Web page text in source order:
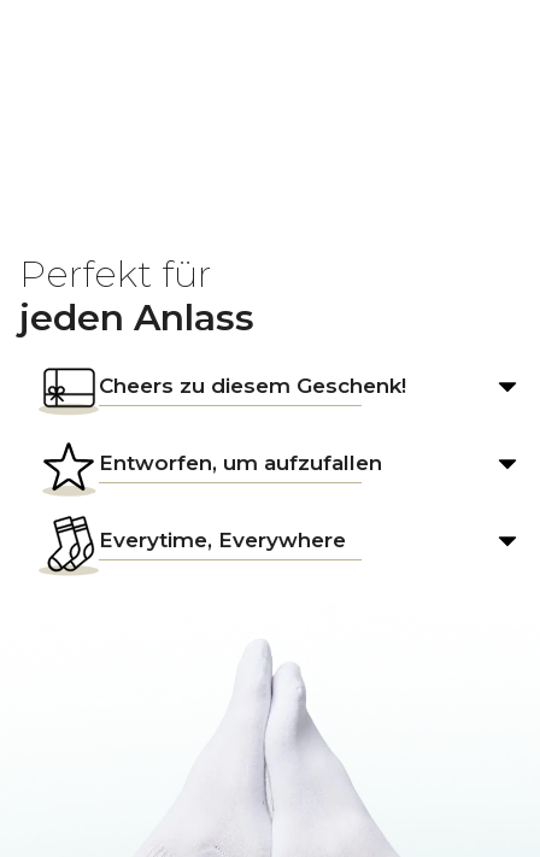
Perfekt für
jeden Anlass
Cheers zu diesem Geschenk!
Entworfen, um aufzufallen
Everytime, Everywhere